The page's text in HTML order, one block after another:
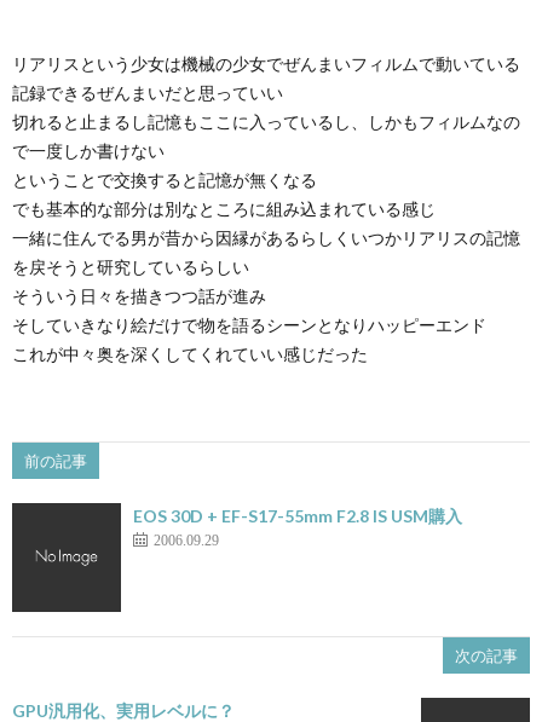
リアリスという少女は機械の少女でぜんまいフィルムで動いている
記録できるぜんまいだと思っていい
切れると止まるし記憶もここに入っているし、しかもフィルムなの
で一度しか書けない
ということで交換すると記憶が無くなる
でも基本的な部分は別なところに組み込まれている感じ
一緒に住んでる男が昔から因縁があるらしくいつかリアリスの記憶
を戻そうと研究しているらしい
そういう日々を描きつつ話が進み
そしていきなり絵だけで物を語るシーンとなりハッピーエンド
これが中々奥を深くしてくれていい感じだった
前の記事
EOS 30D + EF-S17-55mm F2.8 IS USM購入
2006.09.29
次の記事
GPU汎用化、実用レベルに？